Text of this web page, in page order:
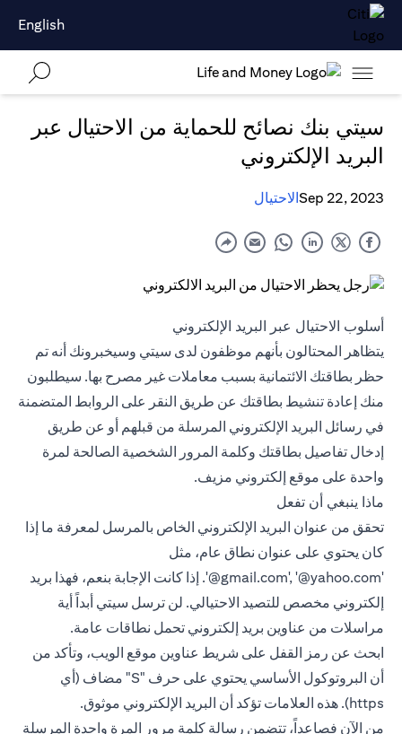
English
سيتي بنك نصائح للحماية من الاحتيال عبر
البريد الإلكتروني
Sep 22, 2023الاحتيال
أسلوب الاحتيال عبر البريد الإلكتروني
يتظاهر المحتالون بأنهم موظفون لدى سيتي وسيخبرونك أنه تم
حظر بطاقتك الائتمانية بسبب معاملات غير مصرح بها. سيطلبون
منك إعادة تنشيط بطاقتك عن طريق النقر على الروابط المتضمنة
في رسائل البريد الإلكتروني المرسلة من قبلهم أو عن طريق
إدخال تفاصيل بطاقتك وكلمة المرور الشخصية الصالحة لمرة
واحدة على موقع إلكتروني مزيف.
ماذا ينبغي أن تفعل
تحقق من عنوان البريد الإلكتروني الخاص بالمرسل لمعرفة ما إذا
كان يحتوي على عنوان نطاق عام، مثل
‎'@gmail.com', ‎'@yahoo.com‎'‎. إذا كانت الإجابة بنعم، فهذا بريد
إلكتروني مخصص للتصيد الاحتيالي. لن ترسل سيتي أبداً أية
مراسلات من عناوين بريد إلكتروني تحمل نطاقات عامة.
ابحث عن رمز القفل على شريط عناوين موقع الويب، وتأكد من
أن البروتوكول الأساسي يحتوي على حرف "S" مضاف (أي
https). هذه العلامات تؤكد أن البريد الإلكتروني موثوق.
من الآن فصاعداً، تتضمن رسالة كلمة مرور المرة واحدة المرسلة